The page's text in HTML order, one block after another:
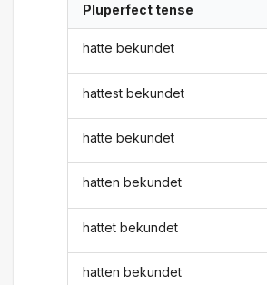
Pluperfect tense
hatte bekundet
hattest bekundet
hatte bekundet
hatten bekundet
hattet bekundet
hatten bekundet